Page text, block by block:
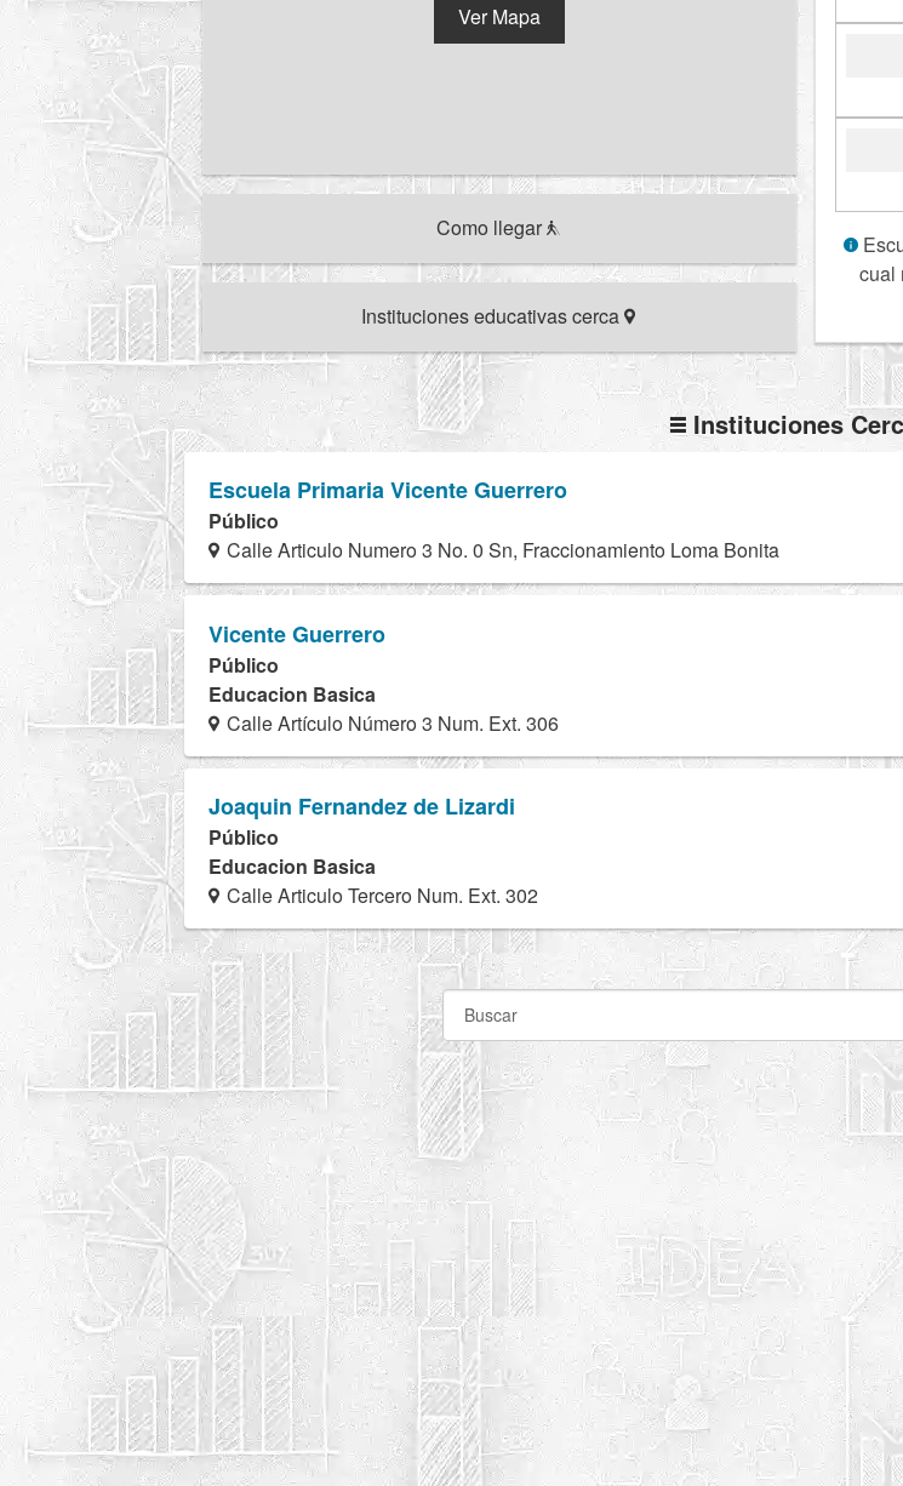
Ver Mapa
Como llegar
Instituciones educativas cerca
cual
Instituciones
Escuela Primaria Vicente Guerrero
Público
Calle Articulo Numero 3 No. 0 Sn, Fraccionamiento Loma Bonita
Vicente Guerrero
Público
Educacion Basica
Calle Artículo Número 3 Num. Ext. 306
Joaquin Fernandez de Lizardi
Público
Educacion Basica
Calle Articulo Tercero Num. Ext. 302